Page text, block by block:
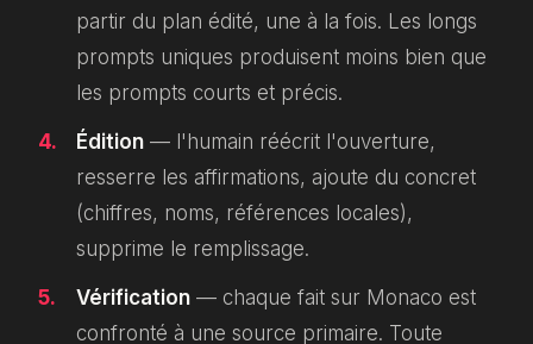
partir du plan édité, une à la fois. Les longs
prompts uniques produisent moins bien que
les prompts courts et précis.
Édition — l'humain réécrit l'ouverture,
resserre les affirmations, ajoute du concret
(chiffres, noms, références locales),
supprime le remplissage.
Vérification — chaque fait sur Monaco est
confronté à une source primaire. Toute